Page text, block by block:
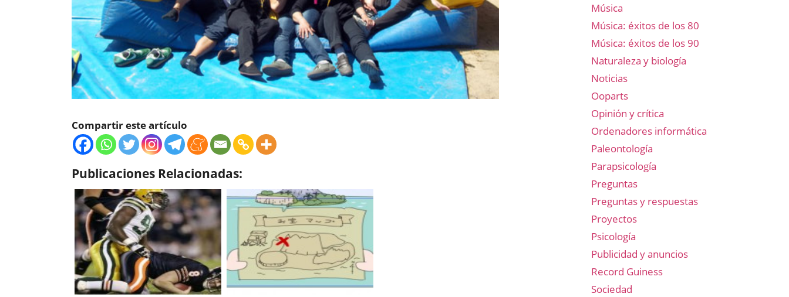
Compartir este artículo
Publicaciones Relacionadas:
Música
Música: éxitos de los 80
Música: éxitos de los 90
Naturaleza y biología
Noticias
Ooparts
Opinión y crítica
Ordenadores informática
Paleontología
Parapsicología
Preguntas
Preguntas y respuestas
Proyectos
Psicología
Publicidad y anuncios
Record Guiness
Sociedad